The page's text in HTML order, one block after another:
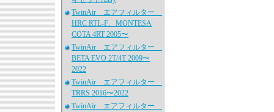
TwinAir エアフィルター
HRC RTL-F、MONTESA
COTA 4RT 2005〜
TwinAir エアフィルター
BETA EVO 2T/4T 2009〜
2022
TwinAir エアフィルター
TRRS 2016〜2022
TwinAir エアフィルター